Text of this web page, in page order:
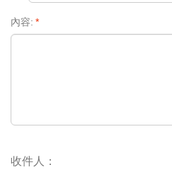
*
內容:
收件人：